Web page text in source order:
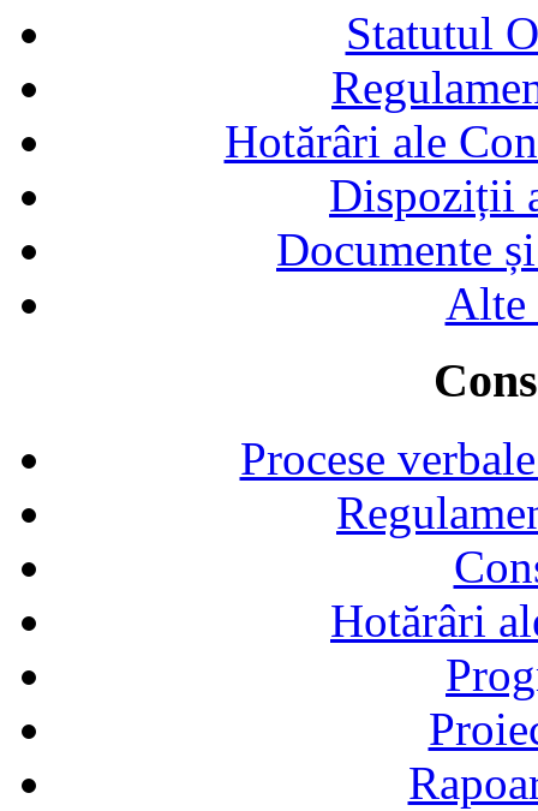
Statutul
Hotărâri ale
Dispoziții
Documente
Alte
Procese
Hotărâri